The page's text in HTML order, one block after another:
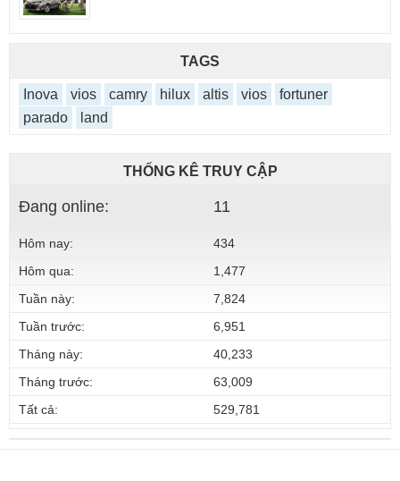
TAGS
Inova vios camry hilux altis vios
fortuner
parado
land
THỐNG KÊ TRUY CẬP
Đang online: 11
Hôm nay:
434
Hôm qua:
1,477
Tuần này:
7,824
Tuần trước:
6,951
Tháng này:
40,233
Tháng trước:
63,009
Tất cả:
529,781